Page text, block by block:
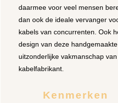
daarmee voor veel mensen
dan ook de ideale vervanger
kabels van concurrenten. Ook
design van deze
uitzonderlijke vakmanschap
kabelfabrikant.
Kenmerken